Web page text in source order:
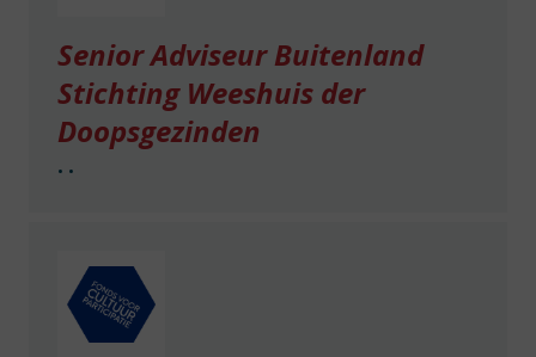
Senior Adviseur Buitenland
Stichting Weeshuis der
Doopsgezinden
• •